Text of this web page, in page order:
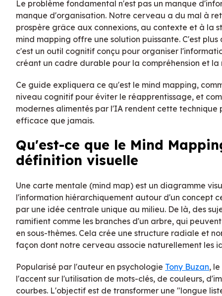
Le problème fondamental n'est pas un manque
manque d'organisation. Notre cerveau a du mal à
prospère grâce aux connexions, au contexte et à la
mind mapping offre une solution puissante. C'est
c'est un outil cognitif conçu pour organiser
créant un cadre durable pour la compréhension et la
Ce guide expliquera ce qu'est le mind mapping,
niveau cognitif pour éviter le réapprentissage, et
modernes alimentés par l'IA rendent cette technique
efficace que jamais.
Qu'est-ce que le Mind
définition visuelle
Une carte mentale (mind map) est un diagramme
l'information hiérarchiquement autour d'un concept
par une idée centrale unique au milieu. De là, des
ramifient comme les branches d'un arbre, qui
en sous-thèmes. Cela crée une structure radiale et
façon dont notre cerveau associe naturellement les
Popularisé par l'auteur en psychologie Tony Buzan,
l'accent sur l'utilisation de mots-clés, de couleurs,
courbes. L'objectif est de transformer une "longue